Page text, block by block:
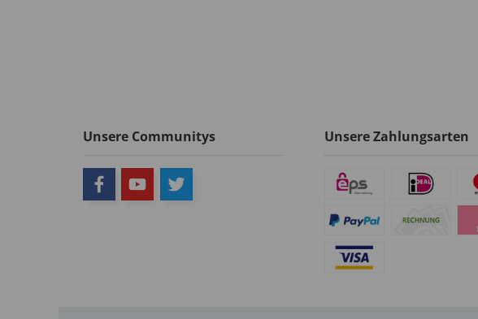
Unsere Communitys Unsere Zahlungsarten